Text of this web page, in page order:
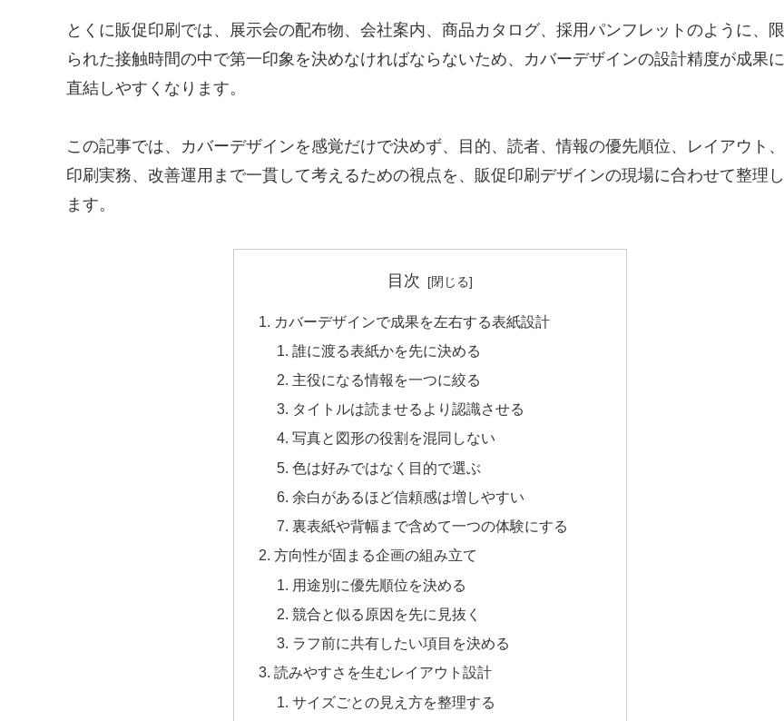
とくに販促印刷では、展示会の配布物、会社案内、商品カタログ、採用パンフレットのように、限
られた接触時間の中で第一印象を決めなければならないため、カバーデザインの設計精度が成果に
直結しやすくなります。
この記事では、カバーデザインを感覚だけで決めず、目的、読者、情報の優先順位、レイアウト、
印刷実務、改善運用まで一貫して考えるための視点を、販促印刷デザインの現場に合わせて整理し
ます。
目次
カバーデザインで成果を左右する表紙設計
誰に渡る表紙かを先に決める
主役になる情報を一つに絞る
タイトルは読ませるより認識させる
写真と図形の役割を混同しない
色は好みではなく目的で選ぶ
余白があるほど信頼感は増しやすい
裏表紙や背幅まで含めて一つの体験にする
方向性が固まる企画の組み立て
用途別に優先順位を決める
競合と似る原因を先に見抜く
ラフ前に共有したい項目を決める
読みやすさを生むレイアウト設計
サイズごとの見え方を整理する